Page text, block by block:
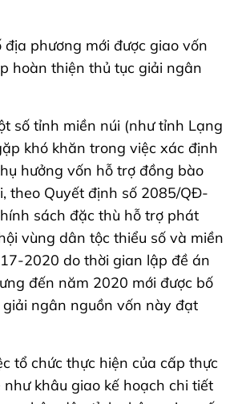
địa phương mới được giao vốn
hoàn thiện thủ tục giải ngân
số tỉnh miền núi (như tỉnh Lạng
khó khăn trong việc xác định
hưởng vốn hỗ trợ đồng bào
theo Quyết định số 2085/QĐ-
sách đặc thù hỗ trợ phát
vùng dân tộc thiểu số và miền
2020 do thời gian lập đề án
đến năm 2020 mới được bố
ngân nguồn vốn này đạt
tổ chức thực hiện của cấp thực
khâu giao kế hoạch chi tiết